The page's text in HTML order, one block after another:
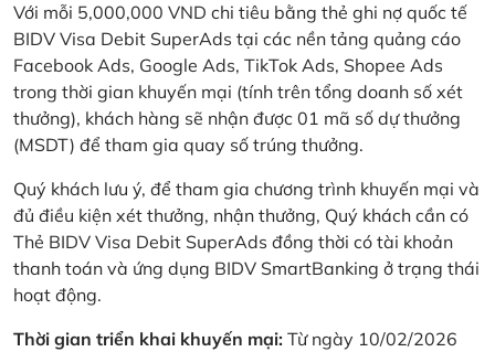
Với mỗi 5,000,000 VND chi tiêu bằng thẻ ghi nợ quốc tế
BIDV Visa Debit SuperAds tại các nền tảng quảng cáo
Facebook Ads, Google Ads, TikTok Ads, Shopee Ads
trong thời gian khuyến mại (tính trên tổng doanh số xét
thưởng), khách hàng sẽ nhận được 01 mã số dự thưởng
(MSDT) để tham gia quay số trúng thưởng.
Quý khách lưu ý, để tham gia chương trình khuyến mại và
đủ điều kiện xét thưởng, nhận thưởng, Quý khách cần có
Thẻ BIDV Visa Debit SuperAds đồng thời có tài khoản
thanh toán và ứng dụng BIDV SmartBanking ở trạng thái
hoạt động.
Thời gian triển khai khuyến mại: Từ ngày 10/02/2026